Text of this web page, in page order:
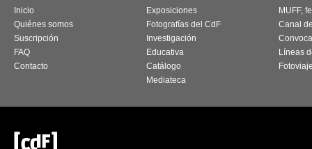
Inicio
Quiénes somos
Suscripción
FAQ
Contacto
Exposiciones
Fotografías del CdF
Investigación
Educativa
Catálogo
Mediateca
MUFF,
Canal
Líneas